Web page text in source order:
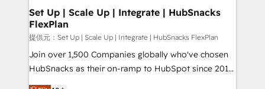
Award 🏆2020 Elite Solutions Partner 🏆2019
Integrations HubSpot Impact Award 🏆2019
Marketing Enablement HubSpot Impact Award 🏆
2018 Website Design HubSpot Impact Award 🏆2017
Website Design HubSpot Impact Award 🏆2016
Set Up | Scale Up | Integrate | HubSnacks
FlexPlan
提供元：Set Up | Scale Up | Integrate | HubSnacks FlexPlan
Join over 1,500 Companies globally who've chosen
HubSnacks as their on-ramp to HubSpot since 2014
Simple pay-as-you-go plans that accelerate value...